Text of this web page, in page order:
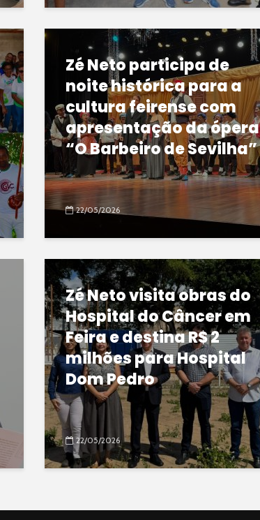
Zé Neto participa de
noite histórica para a
cultura feirense com
apresentação da ópera
“O Barbeiro de Sevilha”
22/05/2026
Zé Neto visita obras do
Hospital do Câncer em
Feira e destina R$ 2
milhões para Hospital
Dom Pedro
22/05/2026